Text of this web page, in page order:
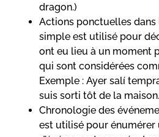
dragon.)
Actions ponctuelles dans
simple est utilisé pour
ont eu lieu à un moment
qui sont considérées
Exemple : Ayer salí
suis sorti tôt de la
Chronologie des
est utilisé pour énumérer